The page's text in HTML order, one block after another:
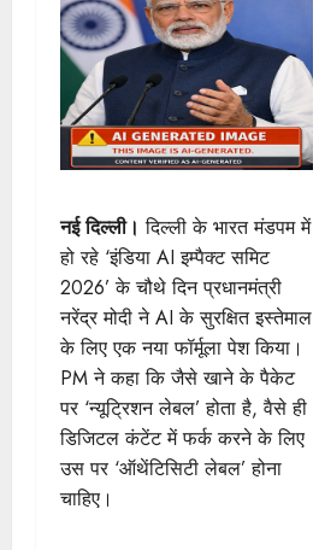
नई दिल्ली। दिल्ली के भारत मंडपम में
हो रहे ‘इंडिया AI इम्पैक्ट समिट
2026’ के चौथे दिन प्रधानमंत्री
नरेंद्र मोदी ने AI के सुरक्षित इस्तेमाल
के लिए एक नया फॉर्मूला पेश किया।
PM ने कहा कि जैसे खाने के पैकेट
पर ‘न्यूट्रिशन लेबल’ होता है, वैसे ही
डिजिटल कंटेंट में फर्क करने के लिए
उस पर ‘ऑथेंटिसिटी लेबल’ होना
चाहिए।